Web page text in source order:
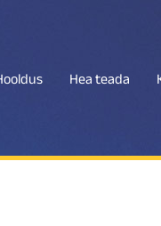
Hea teada